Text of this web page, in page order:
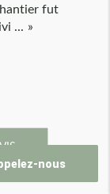
fut
...
nous